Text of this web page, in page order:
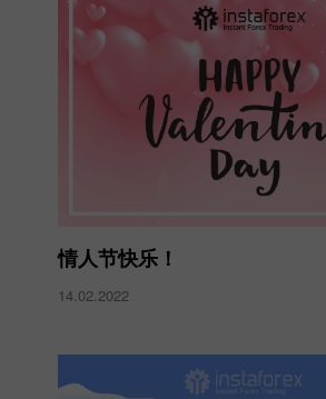
情人节快乐！
14.02.2022